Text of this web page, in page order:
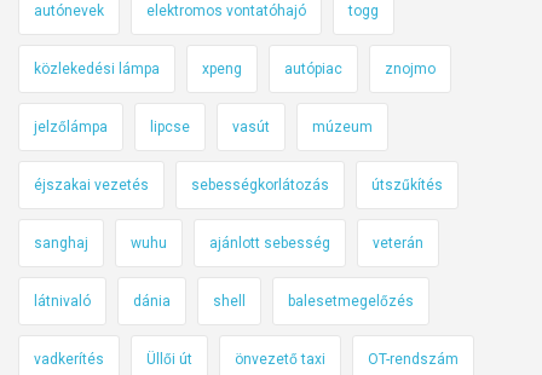
autónevek elektromos vontatóhajó togg
közlekedési lámpa xpeng autópiac znojmo
jelzőlámpa lipcse vasút múzeum
éjszakai vezetés sebességkorlátozás útszűkítés
sanghaj wuhu ajánlott sebesség veterán
látnivaló dánia shell balesetmegelőzés
vadkerítés Üllői út önvezető taxi OT-rendszám